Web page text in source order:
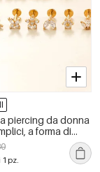
piercing da donna
a forma di
in acciaio
oro,
pz.